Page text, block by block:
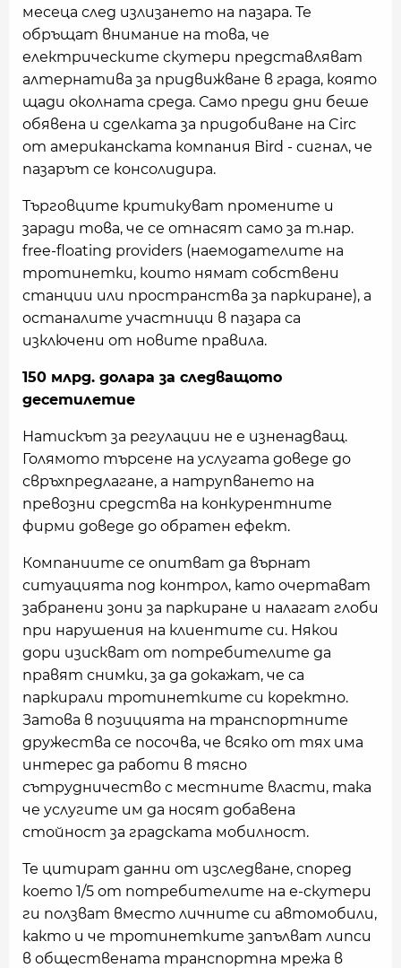
месеца след излизането на пазара. Те
обръщат внимание на това, че
електрическите скутери представляват
алтернатива за придвижване в града, която
щади околната среда. Само преди дни беше
обявена и сделката за придобиване на Circ
от американската компания Bird - сигнал, че
пазарът се консолидира.
Търговците критикуват промените и
заради това, че се отнасят само за т.нар.
free-floating providers (наемодателите на
тротинетки, които нямат собствени
станции или пространства за паркиране), а
останалите участници в пазара са
изключени от новите правила.
150 млрд. долара за следващото
десетилетие
Натискът за регулации не е изненадващ.
Голямото търсене на услугата доведе до
свръхпредлагане, а натрупването на
превозни средства на конкурентните
фирми доведе до обратен ефект.
Компаниите се опитват да върнат
ситуацията под контрол, като очертават
забранени зони за паркиране и налагат глоби
при нарушения на клиентите си. Някои
дори изискват от потребителите да
правят снимки, за да докажат, че са
паркирали тротинетките си коректно.
Затова в позицията на транспортните
дружества се посочва, че всяко от тях има
интерес да работи в тясно
сътрудничество с местните власти, така
че услугите им да носят добавена
стойност за градската мобилност.
Те цитират данни от изследване, според
което 1/5 от потребителите на е-скутери
ги ползват вместо личните си автомобили,
както и че тротинетките запълват липси
в обществената транспортна мрежа в